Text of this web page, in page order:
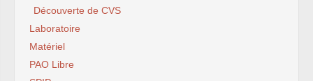
Découverte de CVS
Laboratoire
Matériel
PAO Libre